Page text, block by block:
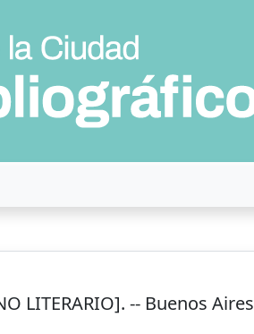
LITERARIO]. -- Buenos Aires